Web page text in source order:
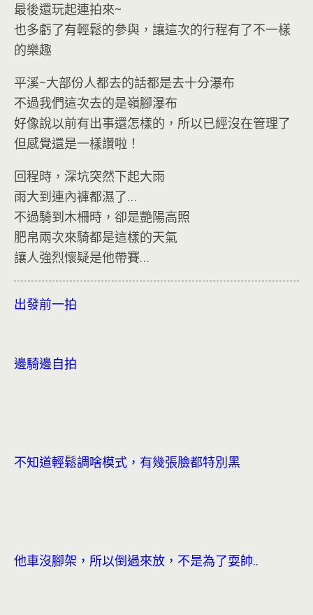
最後還玩起連拍來~
也多虧了有輕鬆的參與，讓這次的行程有了不一樣
的樂趣
平溪~大部份人都去的話都是去十分瀑布
不過我們這次去的是嶺腳瀑布
好像說以前有出事還怎樣的，所以已經沒在管理了
但感覺還是一樣讚啦！
回程時，深坑突然下起大雨
雨大到連內褲都濕了…
不過騎到木柵時，卻是艷陽高照
肥帛兩次來騎都是這樣的天氣
讓人強烈懷疑是他帶賽…
出發前一拍
邊騎邊自拍
不知道輕鬆調啥模式，有幾張臉都特別黑
他車沒腳架，所以倒過來放，不是為了耍帥..